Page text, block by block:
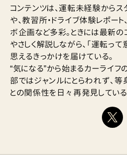
コンテンツは、運転未経験からス
や、教習所・ドライブ体験レポー
ボ企画など多彩。ときには最新の
やさしく解説しながら、「運転って
思えるきっかけを届けている。
“気になる”から始まるカーライフ
部ではジャンルにとらわれず、
との関係性を日々再発見している